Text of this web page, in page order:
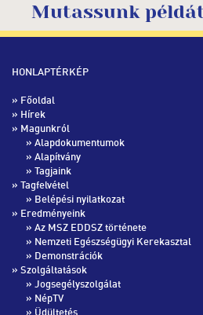
Mutassunk
HONLAPTÉRKÉP
» Főoldal
» Hírek
» Magunkról
» Alapdokumentumok
» Alapítvány
» Tagjaink
» Tagfelvétel
» Belépési nyilatkozat
» Eredményeink
» Az MSZ EDDSZ története
» Nemzeti Egészségügyi Kerekasztal
» Demonstrációk
» Szolgáltatások
» Jogsegélyszolgálat
» NépTV
» Üdültetés